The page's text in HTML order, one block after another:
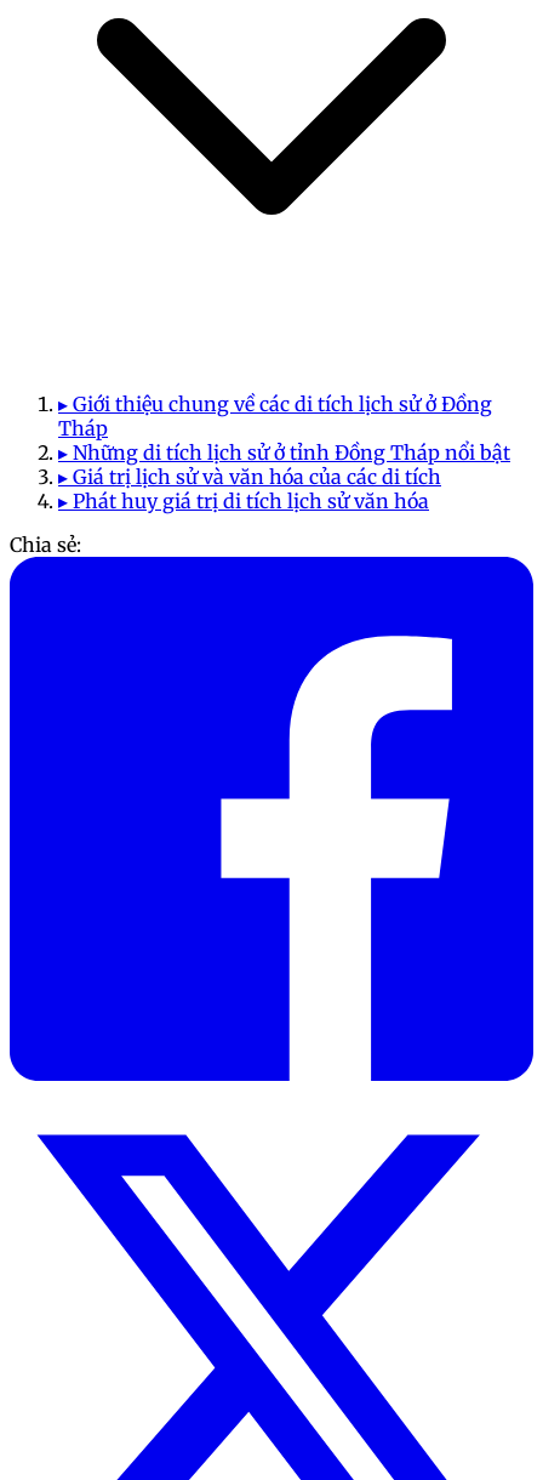
▸ Giới thiệu chung về các di tích lịch sử ở Đồng
Tháp
▸ Những di tích lịch sử ở tỉnh Đồng Tháp nổi bật
▸ Giá trị lịch sử và văn hóa của các di tích
▸ Phát huy giá trị di tích lịch sử văn hóa
Chia sẻ: